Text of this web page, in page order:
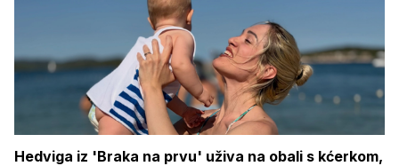
Hedviga iz 'Braka na prvu' uživa na obali s kćerkom,